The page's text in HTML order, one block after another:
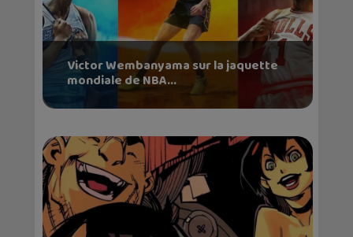
Victor Wembanyama sur la jaquette
mondiale de NBA...